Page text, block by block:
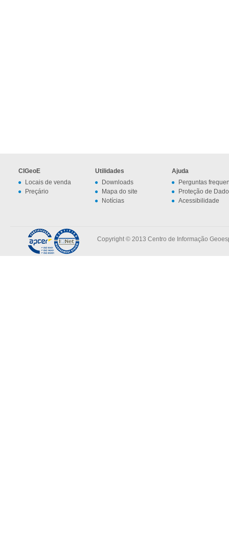
CIGeoE
Locais de venda
Preçário
Utilidades
Downloads
Mapa do site
Notícias
Ajuda
Perguntas
Proteção de
Acessibilidade
Copyright © 2013 Centro de Informação